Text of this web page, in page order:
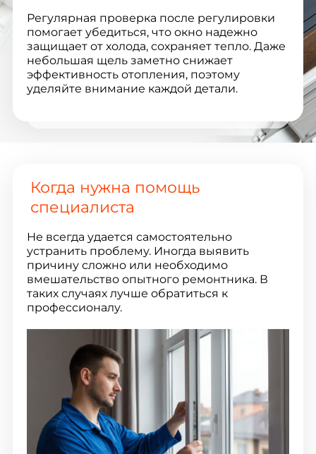
Регулярная проверка после регулировки
помогает убедиться, что окно надежно
защищает от холода, сохраняет тепло. Даже
небольшая щель заметно снижает
эффективность отопления, поэтому
уделяйте внимание каждой детали.
Когда нужна помощь
специалиста
Не всегда удается самостоятельно
устранить проблему. Иногда выявить
причину сложно или необходимо
вмешательство опытного ремонтника. В
таких случаях лучше обратиться к
профессионалу.